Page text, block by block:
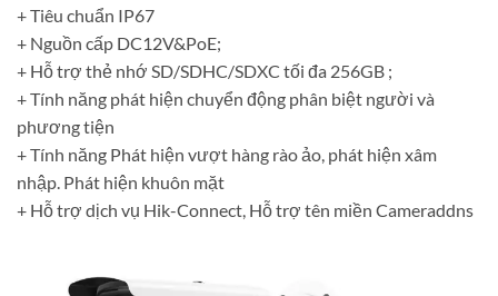
+ Tiêu chuẩn IP67
+ Nguồn cấp DC12V&PoE;
+ Hỗ trợ thẻ nhớ SD/SDHC/SDXC tối đa 256GB ;
+ Tính năng phát hiện chuyển động phân biệt người và
phương tiện
+ Tính năng Phát hiện vượt hàng rào ảo, phát hiện xâm
nhập. Phát hiện khuôn mặt
+ Hỗ trợ dịch vụ Hik-Connect, Hỗ trợ tên miền Cameraddns